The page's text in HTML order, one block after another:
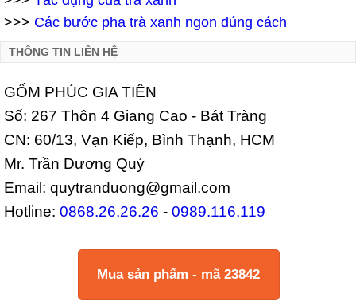
>>> Các bước pha trà xanh ngon đúng cách
THÔNG TIN LIÊN HỆ
GỐM PHÚC GIA TIÊN
Số: 267 Thôn 4 Giang Cao - Bát Tràng
CN: 60/13, Vạn Kiếp, Bình Thạnh, HCM
Mr. Trần Dương Quý
Email: quytranduong@gmail.com
Hotline: 0868.26.26.26 - 0989.116.119
Mua sản phẩm - mã 23842